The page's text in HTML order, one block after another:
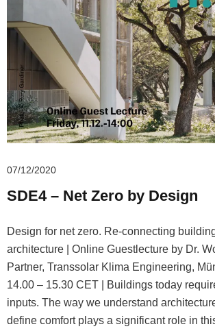
07/12/2020
SDE4 – Net Zero by Design
Design for net zero. Re-connecting
architecture | Online Guestlecture by Dr.
Partner, Transsolar Klima Engineering,
14.00 – 15.30 CET | Buildings today
inputs. The way we understand
define comfort plays a significant role in